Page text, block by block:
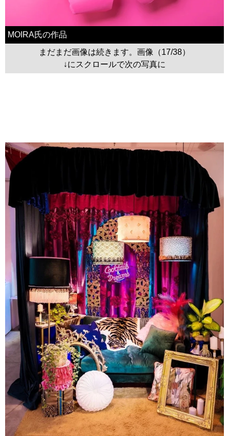
MOIRA氏の作品
まだまだ画像は続きます。画像（17/38）
↓にスクロールで次の写真に